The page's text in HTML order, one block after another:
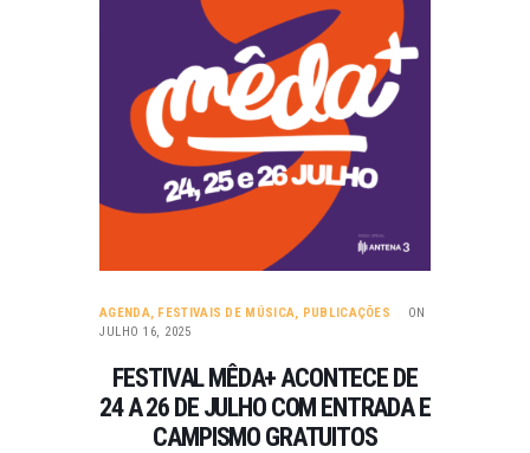
AGENDA, FESTIVAIS DE MÚSICA, PUBLICAÇÕES
ON
JULHO 16, 2025
FESTIVAL MÊDA+ ACONTECE DE
24 A 26 DE JULHO COM ENTRADA E
CAMPISMO GRATUITOS